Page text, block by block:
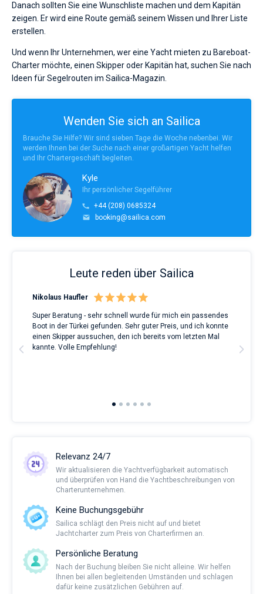
Danach sollten Sie eine Wunschliste machen und dem Kapitän
zeigen. Er wird eine Route gemäß seinem Wissen und Ihrer Liste
erstellen.
Und wenn Ihr Unternehmen, wer eine Yacht mieten zu Bareboat-
Charter möchte, einen Skipper oder Kapitän hat, suchen Sie nach
Ideen für Segelrouten im Sailica-Magazin.
Wenden Sie sich an Sailica
Brauche Sie Hilfe? Wir sind sieben Tage die Woche nebenbei. Wir
werden Ihnen bei der Suche nach einer großartigen Yacht helfen
und Ihr Chartergeschäft begleiten.
Kyle
Ihr persönlicher Segelführer
+44 (208) 0685324
booking@sailica.com
Leute reden über Sailica
Nikolaus Haufler
Super Beratung - sehr schnell wurde für mich ein passendes
Boot in der Türkei gefunden. Sehr guter Preis, und ich konnte
einen Skipper aussuchen, den ich bereits vom letzten Mal
kannte. Volle Empfehlung!
Relevanz 24/7
Wir aktualisieren die Yachtverfügbarkeit automatisch
und überprüfen von Hand die Yachtbeschreibungen von
Charterunternehmen.
Keine Buchungsgebühr
Sailica schlägt den Preis nicht auf und bietet
Jachtcharter zum Preis von Charterfirmen an.
Persönliche Beratung
Nach der Buchung bleiben Sie nicht alleine. Wir helfen
Ihnen bei allen begleitenden Umständen und schlagen
dafür keine zusätzlichen Gebühren auf.